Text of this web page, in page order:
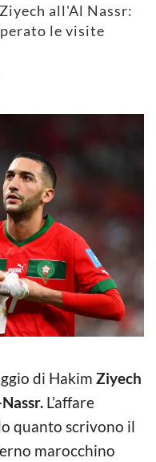
all'Al Nassr:
le visite
di Hakim Ziyech
L’affare
quanto scrivono il
marocchino